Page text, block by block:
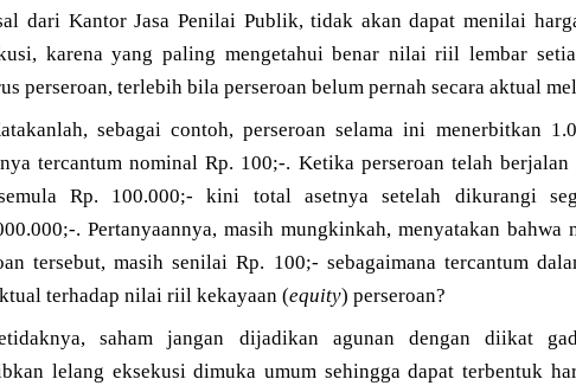
dari Kantor Jasa Penilai Publik, tidak akan dapat menilai
karena yang paling mengetahui benar nilai riil lembar
perseroan, terlebih bila perseroan belum pernah secara aktual
sebagai contoh, perseroan selama ini menerbitkan
tercantum nominal Rp. 100;-. Ketika perseroan telah
Rp. 100.000;- kini total asetnya setelah dikurangi
. Pertanyaannya, masih mungkinkah, menyatakan
tersebut, masih senilai Rp. 100;- sebagaimana tercantum
terhadap nilai riil kekayaan (equity) perseroan?
saham jangan dijadikan agunan dengan diikat
lelang eksekusi dimuka umum sehingga dapat terbentuk